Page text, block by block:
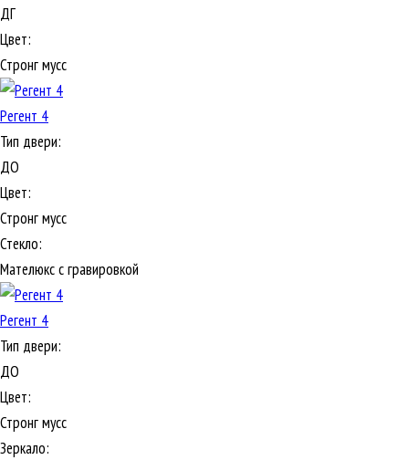
ДГ
Цвет:
Стронг мусс
Регент 4
Тип двери:
ДО
Цвет:
Стронг мусс
Стекло:
Мателюкс с гравировкой
Регент 4
Тип двери:
ДО
Цвет:
Стронг мусс
Зеркало: